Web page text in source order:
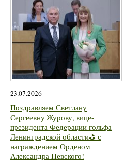
23.07.2026
Поздравляем Светлану
Сергеевну Журову, вице-
президента Федерации гольфа
Ленинградской области⛳ с
награждением Орденом
Александра Невского!